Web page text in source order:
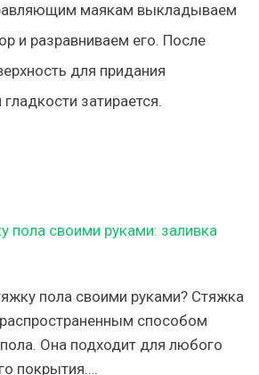
маякам выкладываем
и разравниваем его. После
для придания
затирается.
пола своими руками: заливка
пола своими руками? Стяжка
способом
Она подходит для любого
покрытия….